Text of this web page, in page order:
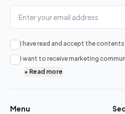
No
products
I have read and accept the
I want to receive marketing
+ Read more
Menu